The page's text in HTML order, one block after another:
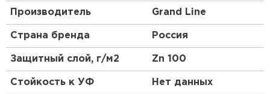
варианты из хромоникелевой стали, алюминия
или меди.
Толщина. Для низкого профиля допускается
минимальная толщина 0,4 мм, для высокого –
не менее 0,7 мм.
Производитель Grand Line
Страна бренда Россия
Защитный слой, г/м2 Zn 100
Стойкость к УФ Нет данных
Штакетник